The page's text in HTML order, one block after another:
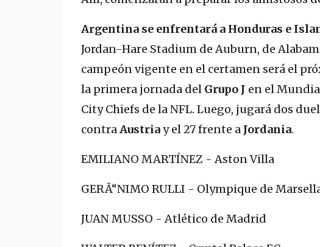
Argentina se enfrentará a Honduras e
Jordan-Hare Stadium de Auburn, de
campeón vigente en el certamen será el
la primera jornada del Grupo J en el
City Chiefs de la NFL. Luego, jugará dos
contraAustriay el 27 frente a Jordania.
EMILIANO MARTÍNEZ - Aston Villa
GERÃ“NIMO RULLI - Olympique de
JUAN MUSSO - Atlético de Madrid